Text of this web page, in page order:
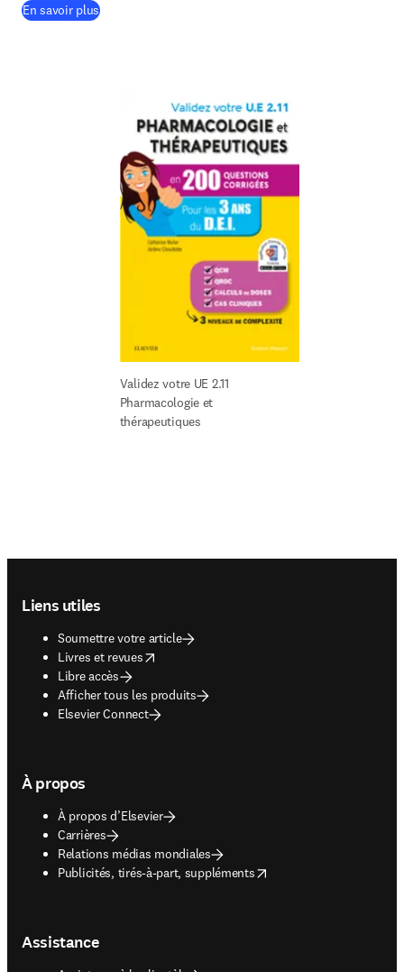
En savoir plus(
Validez votre UE 2.11
Pharmacologie et
thérapeutiques
Liens utiles
Soumettre votre article
Livres et revues
opens in new tab/window
Libre accès
Afficher tous les produits
Elsevier Connect
À propos
À propos d’Elsevier
Carrières
Relations médias mondiales
Publicités, tirés-à-part, suppléments
opens in new tab/window
Assistance